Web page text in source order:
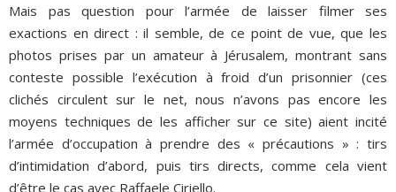
Mais pas question pour l’armée de laisser filmer ses
exactions en direct : il semble, de ce point de vue, que les
photos prises par un amateur à Jérusalem, montrant sans
conteste possible l’exécution à froid d’un prisonnier (ces
clichés circulent sur le net, nous n’avons pas encore les
moyens techniques de les afficher sur ce site) aient incité
l’armée d’occupation à prendre des « précautions » : tirs
d’intimidation d’abord, puis tirs directs, comme cela vient
d’être le cas avec Raffaele Ciriello.